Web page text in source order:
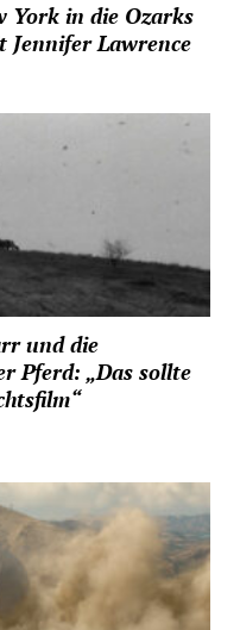
York in die Ozarks
Jennifer Lawrence
und die
Pferd: „Das sollte